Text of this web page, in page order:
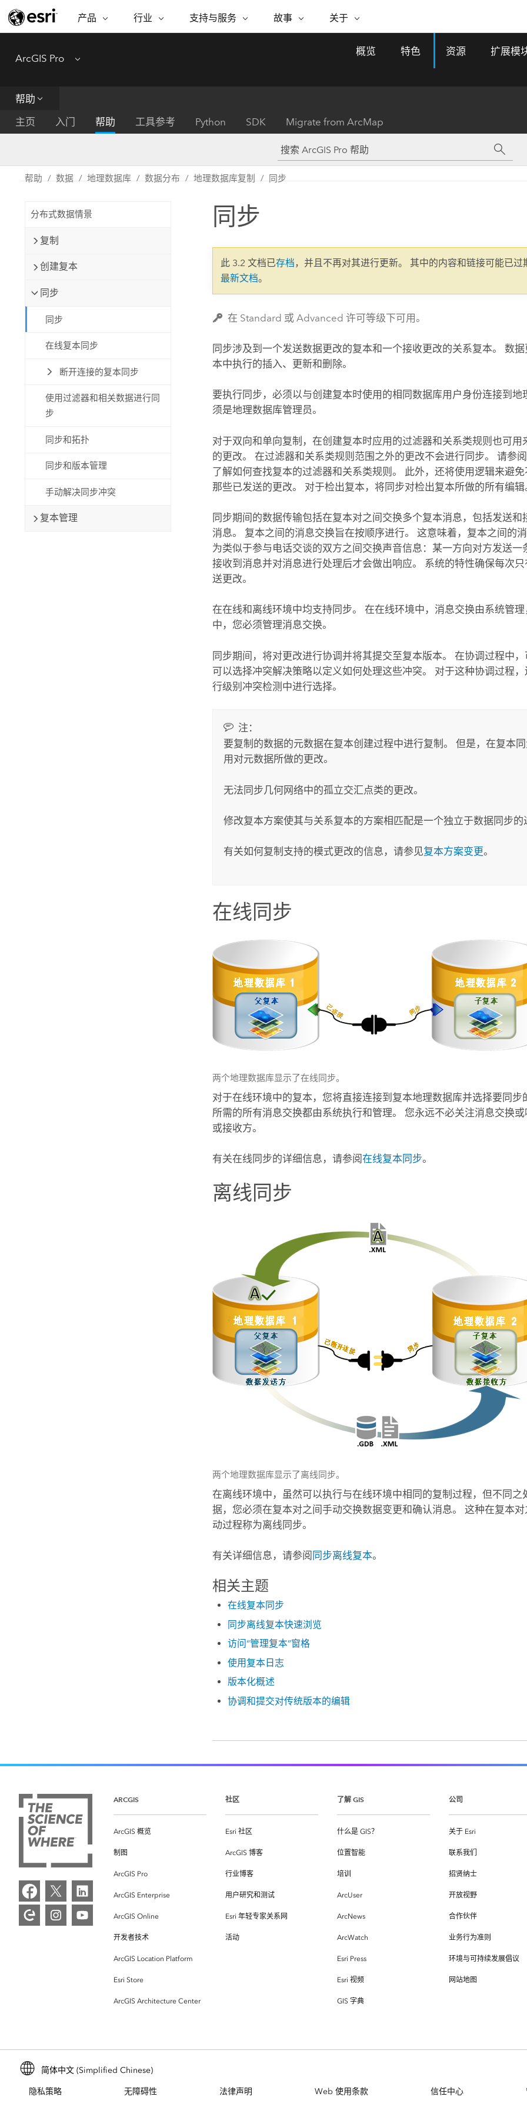
产品
ARCGIS
完整的 SaaS 制图平台
ArcGIS Enterprise
开发者技术
功能
将位置引入分析
集成、编辑和共享空间数据
Esri 产品、合作伙伴产品和开发
行业
行业
保护
能源公用事业
州和地方政府
电信
交通运输
专题倡议
基础设施管理
使用 GIS 创建现代化、有弹性且可持续发展
支持与服务
支持与服务 自助服务
文档
My Esri
故事
ESRI 故事
现实世界的全球 GIS 创新
客
商业和技术领导者之声
行业新闻和 ArcGIS 更新
关于
关于 ESRI
合作伙伴
招贤纳士
ArcGIS Pro Menu
概览 特色 资源 扩展模
帮助
主页
入门 帮助 工具参考 Python SDK Migrate from ArcMap
帮助 数据 地理数据库 数据分布 地理数据库复制 同步
分布式数据情景
复制
创建复本
同步
同步
在线复本同步
断开连接的复本同步
使用过滤器和相关数据进行同
步
同步和拓扑
同步和版本管理
手动解决同步冲突
复本管理
同步
此 3.2 文档已存档，并且不再对其进行更新。 其中的内容和链接可能已
最新文档。
在 Standard 或 Advanced 许可等级下可用。
同步涉及到一个发送数据更改的复本和一个接收更改的关系复本。 数
本中执行的插入、更新和删除。
要执行同步，必须以与创建复本时使用的相同数据库用户身份连接到地
须是地理数据库管理员。
对于双向和单向复制，在创建复本时应用的过滤器和关系类规则也可用
的更改。 在过滤器和关系类规则范围之外的更改不会进行同步。 请参阅
了解如何查找复本的过滤器和关系类规则。 此外，还将使用逻辑来避
那些已发送的更改。 对于检出复本，将同步对检出复本所做的所有编辑
同步期间的数据传输包括在复本对之间交换多个复本消息，包括发送和
消息。 复本之间的消息交换旨在按顺序进行。 这意味着，复本之间的
为类似于参与电话交谈的双方之间交换声音信息：某一方向对方发送一
接收到消息并对消息进行处理后才会做出响应。 系统的特性确保每次
送更改。
在在线和离线环境中均支持同步。 在在线环境中，消息交换由系统管
中，您必须管理消息交换。
同步期间，将对更改进行协调并将其提交至复本版本。 在协调过程中
可以选择冲突解决策略以定义如何处理这些冲突。 对于这种协调过程
行级别冲突检测中进行选择。
注：
要复制的数据的元数据在复本创建过程中进行复制。 但是，在复本
用对元数据所做的更改。
无法同步几何网络中的孤立交汇点类的更改。
修改复本方案使其与关系复本的方案相匹配是一个独立于数据同步的
有关如何复制支持的模式更改的信息，请参见复本方案变更。
在线同步
两个地理数据库显示了在线同步。
对于在线环境中的复本，您将直接连接到复本地理数据库并选择要同步
所需的所有消息交换都由系统执行和管理。 您永远不必关注消息交换
或接收方。
有关在线同步的详细信息，请参阅在线复本同步。
离线同步
两个地理数据库显示了离线同步。
在离线环境中，虽然可以执行与在线环境中相同的复制过程，但不同之
据，您必须在复本对之间手动交换数据变更和确认消息。 这种在复本
动过程称为离线同步。
有关详细信息，请参阅 同步离线复本。
相关主题
在线复本同步
同步离线复本快速浏览
访问“管理复本”窗格
使用复本日志
版本化概述
协调和提交对传统版本的编辑
ARCGIS
ArcGIS 概览
制图
ArcGIS Pro
ArcGIS Enterprise
ArcGIS Online
开发者技术
ArcGIS Location Platform
Esri Store
ArcGIS Architecture Center
社区
Esri 社区
ArcGIS 博客
行业博客
用户研究和测试
Esri 年轻专家关系网
活动
了解 GIS
什么是 GIS？
位置智能
培训
ArcUser
ArcNews
ArcWatch
Esri Press
Esri 视频
GIS 字典
公司
关于 Esri
联系我们
招贤纳士
开放视野
合作伙伴
业务行为准则
环境与可持续发展倡议
网站地图
简体中文 (Simplified Chinese)
隐私策略 无障碍性 法律声明 Web 使用条款 信任中心